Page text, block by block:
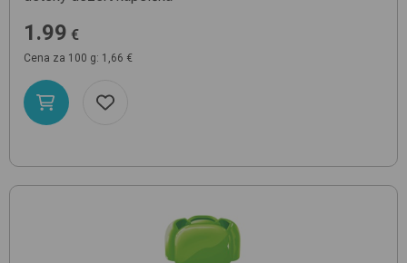
1.99 €
Cena za 100 g: 1,66 €